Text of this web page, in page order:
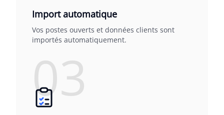
Import automatique
Vos postes ouverts et données clients sont
importés automatiquement.
03